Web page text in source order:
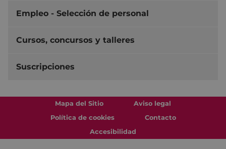
Empleo - Selección de personal
Cursos, concursos y talleres
Suscripciones
Mapa del Sitio
Aviso legal
Política de cookies
Contacto
Accesibilidad